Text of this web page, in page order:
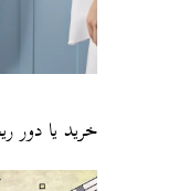
خرید یا دور